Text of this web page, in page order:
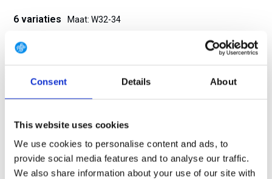
Consent Details About
This website uses cookies
We use cookies to personalise content and ads, to
provide social media features and to analyse our traffic.
We also share information about your use of our site with
6 variaties Maat: W32-34
W26-29 W38-40
W41-50
GRATIS LEVERING VANAF € 100
14 DAGEN RETOURTERMIJN
350m2 FYSIEKE WINKEL